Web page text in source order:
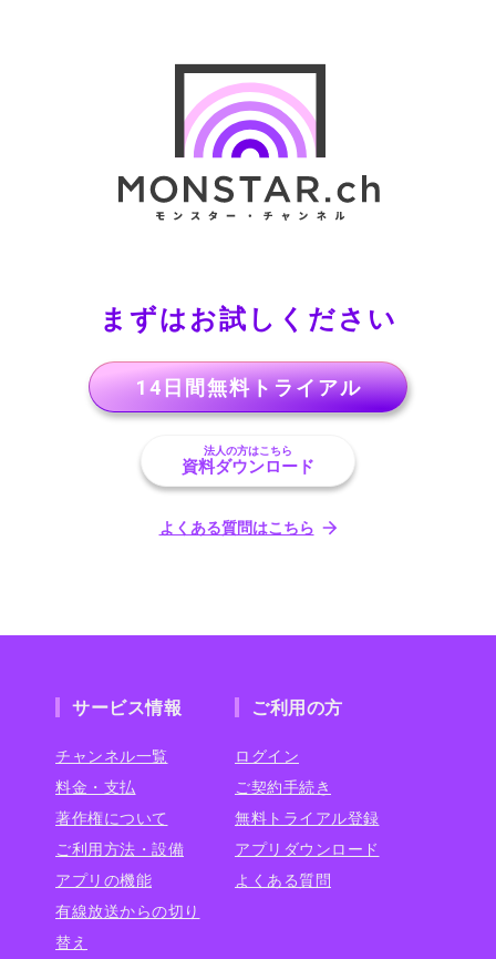
まずはお試しください
14日間無料トライアル
法人の方はこちら
資料ダウンロード
よくある質問はこちら
サービス情報
チャンネル一覧
料金・支払
著作権について
ご利用方法・設備
アプリの機能
有線放送からの切り
替え
ご利用の方
ログイン
ご契約手続き
無料トライアル登録
アプリダウンロード
よくある質問